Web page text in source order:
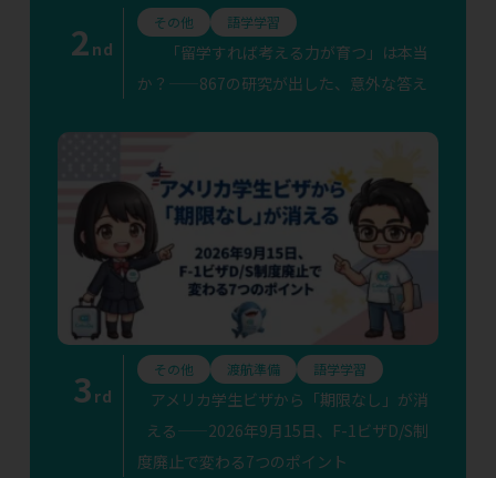
2 nd
その他 語学学習
「留学すれば考える力が育つ」は本当
か？——867の研究が出した、意外な答え
3 rd
その他 渡航準備 語学学習
アメリカ学生ビザから「期限なし」が消
える——2026年9月15日、F-1ビザD/S制
度廃止で変わる7つのポイント